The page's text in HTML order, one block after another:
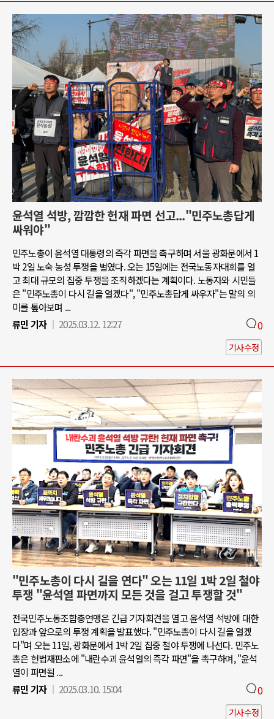
윤석열 석방, 깜깜한 헌재 파면 선고..."민주노총답게
싸워야"
민주노총이 윤석열 대통령의 즉각 파면을 촉구하며 서울 광화문에서 1
박 2일 노숙 농성 투쟁을 벌였다. 오는 15일에는 전국노동자대회를 열
고 최대 규모의 집중 투쟁을 조직하겠다는 계획이다. 노동자와 시민들
은 "민주노총이 다시 길을 열겠다", "민주노총답게 싸우자"는 말의 의
미를 톺아보며 ...
류민 기자
2025.03.12. 12:27 0
기사수정
"민주노총이 다시 길을 연다" 오는 11일 1박 2일 철야
투쟁 "윤석열 파면까지 모든 것을 걸고 투쟁할 것"
전국민주노동조합총연맹은 긴급 기자회견을 열고 윤석열 석방에 대한
입장과 앞으로의 투쟁 계획을 발표했다. "민주노총이 다시 길을 열겠
다"며 오는 11일, 광화문에서 1박 2일 집중 철야 투쟁에 나선다. 민주노
총은 헌법재판소에 "내란수괴 윤석열의 즉각 파면"을 촉구하며, "윤석
열이 파면될 ...
류민 기자
2025.03.10. 15:04 0
기사수정